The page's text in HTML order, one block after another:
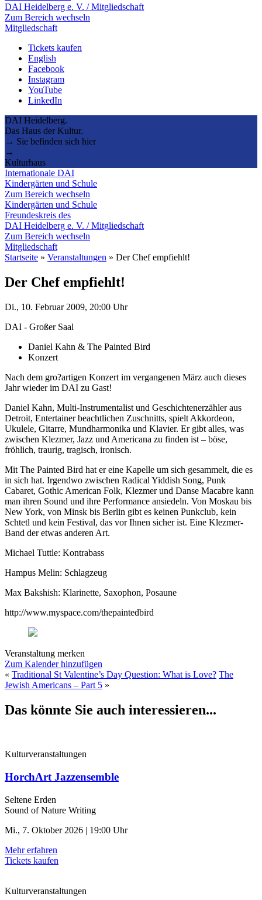
DAI Heidelberg e. V. / Mitgliedschaft
Zum Bereich wechseln
Mitgliedschaft
Tickets kaufen
English
Facebook
Instagram
YouTube
LinkedIn
DAI Heidelberg.
Das Haus der Kultur.
→ Sie befinden sich hier
→
Kulturhaus
Internationale DAI
Kindergärten und Schule
Zum Bereich wechseln
Kindergärten und Schule
Freundeskreis des
DAI Heidelberg e. V. / Mitgliedschaft
Zum Bereich wechseln
Mitgliedschaft
Startseite » Veranstaltungen » Der Chef empfiehlt!
Der Chef empfiehlt!
Di., 10. Februar 2009, 20:00 Uhr
DAI - Großer Saal
Daniel Kahn & The Painted Bird
Konzert
Nach dem gro?artigen Konzert im vergangenen März auch dieses
Jahr wieder im DAI zu Gast!
Daniel Kahn, Multi-Instrumentalist und Geschichtenerzähler aus
Detroit, Entertainer beachtlichen Zuschnitts, spielt Akkordeon,
Ukulele, Gitarre, Mundharmonika und Klavier. Er gibt alles, was
zwischen Klezmer, Jazz und Americana zu finden ist – böse,
fröhlich, traurig, tragisch, ironisch.
Mit The Painted Bird hat er eine Kapelle um sich gesammelt, die es
in sich hat. Irgendwo zwischen Radical Yiddish Song, Punk
Cabaret, Gothic American Folk, Klezmer und Danse Macabre kann
man ihren Sound und ihre Performance ansiedeln. Von Moskau bis
New York, von Minsk bis Berlin gibt es keinen Punkclub, kein
Schtetl und kein Festival, das vor Ihnen sicher ist. Eine Klezmer-
Band der etwas anderen Art.
Michael Tuttle: Kontrabass
Hampus Melin: Schlagzeug
Max Bakshish: Klarinette, Saxophon, Posaune
http://www.myspace.com/thepaintedbird
Veranstaltung merken
Zum Kalender hinzufügen
« Traditional St Valentine’s Day Question: What is Love? The
Jewish Americans – Part 5 »
Das könnte Sie auch interessieren...
Kulturveranstaltungen
HorchArt Jazzensemble
Seltene Erden
Sound of Nature Writing
Mi., 7. Oktober 2026 | 19:00 Uhr
Mehr erfahren
Tickets kaufen
Kulturveranstaltungen